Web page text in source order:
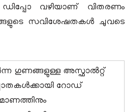
വഴിയാണ് വിതരണം
സവിശേഷതകൾ ചുവടെ
ഗുണങ്ങളുള്ള അസ്ഫാൽറ്റ്
റോഡ്